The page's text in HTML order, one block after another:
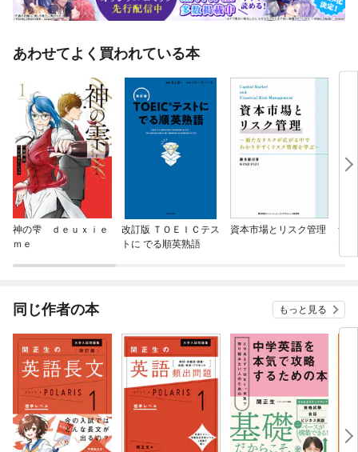
あわせてよく買われている本
神の雫 ｄｅｕｘｉｅ
ｍｅ
改訂版 ＴＯＥＩＣテス
トに でる順英熟語
資本市場とリスク管理
音
同じ作者の本 もっと見る